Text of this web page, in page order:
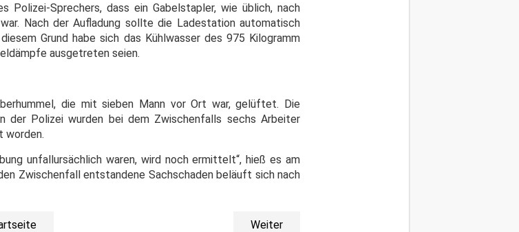
Polizei-Sprechers, dass ein Gabelstapler, wie üblich, nach
Nach der Aufladung sollte die Ladestation automatisch
Grund habe sich das Kühlwasser des 975 Kilogramm
ausgetreten seien.
die mit sieben Mann vor Ort war, gelüftet. Die
der Polizei wurden bei dem Zwischenfalls sechs Arbeiter
worden.
unfallursächlich waren, wird noch ermittelt“, hieß es am
Zwischenfall entstandene Sachschaden beläuft sich nach
Weiter